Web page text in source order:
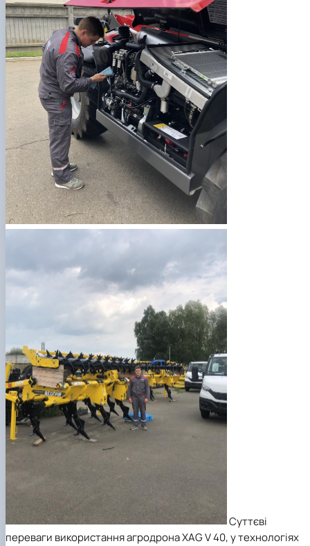
Суттєві
переваги використання агродрона XAG V 40, у технологіях